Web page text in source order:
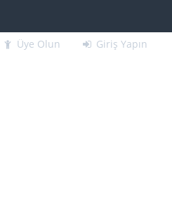
Üye Olun Giriş Yapın